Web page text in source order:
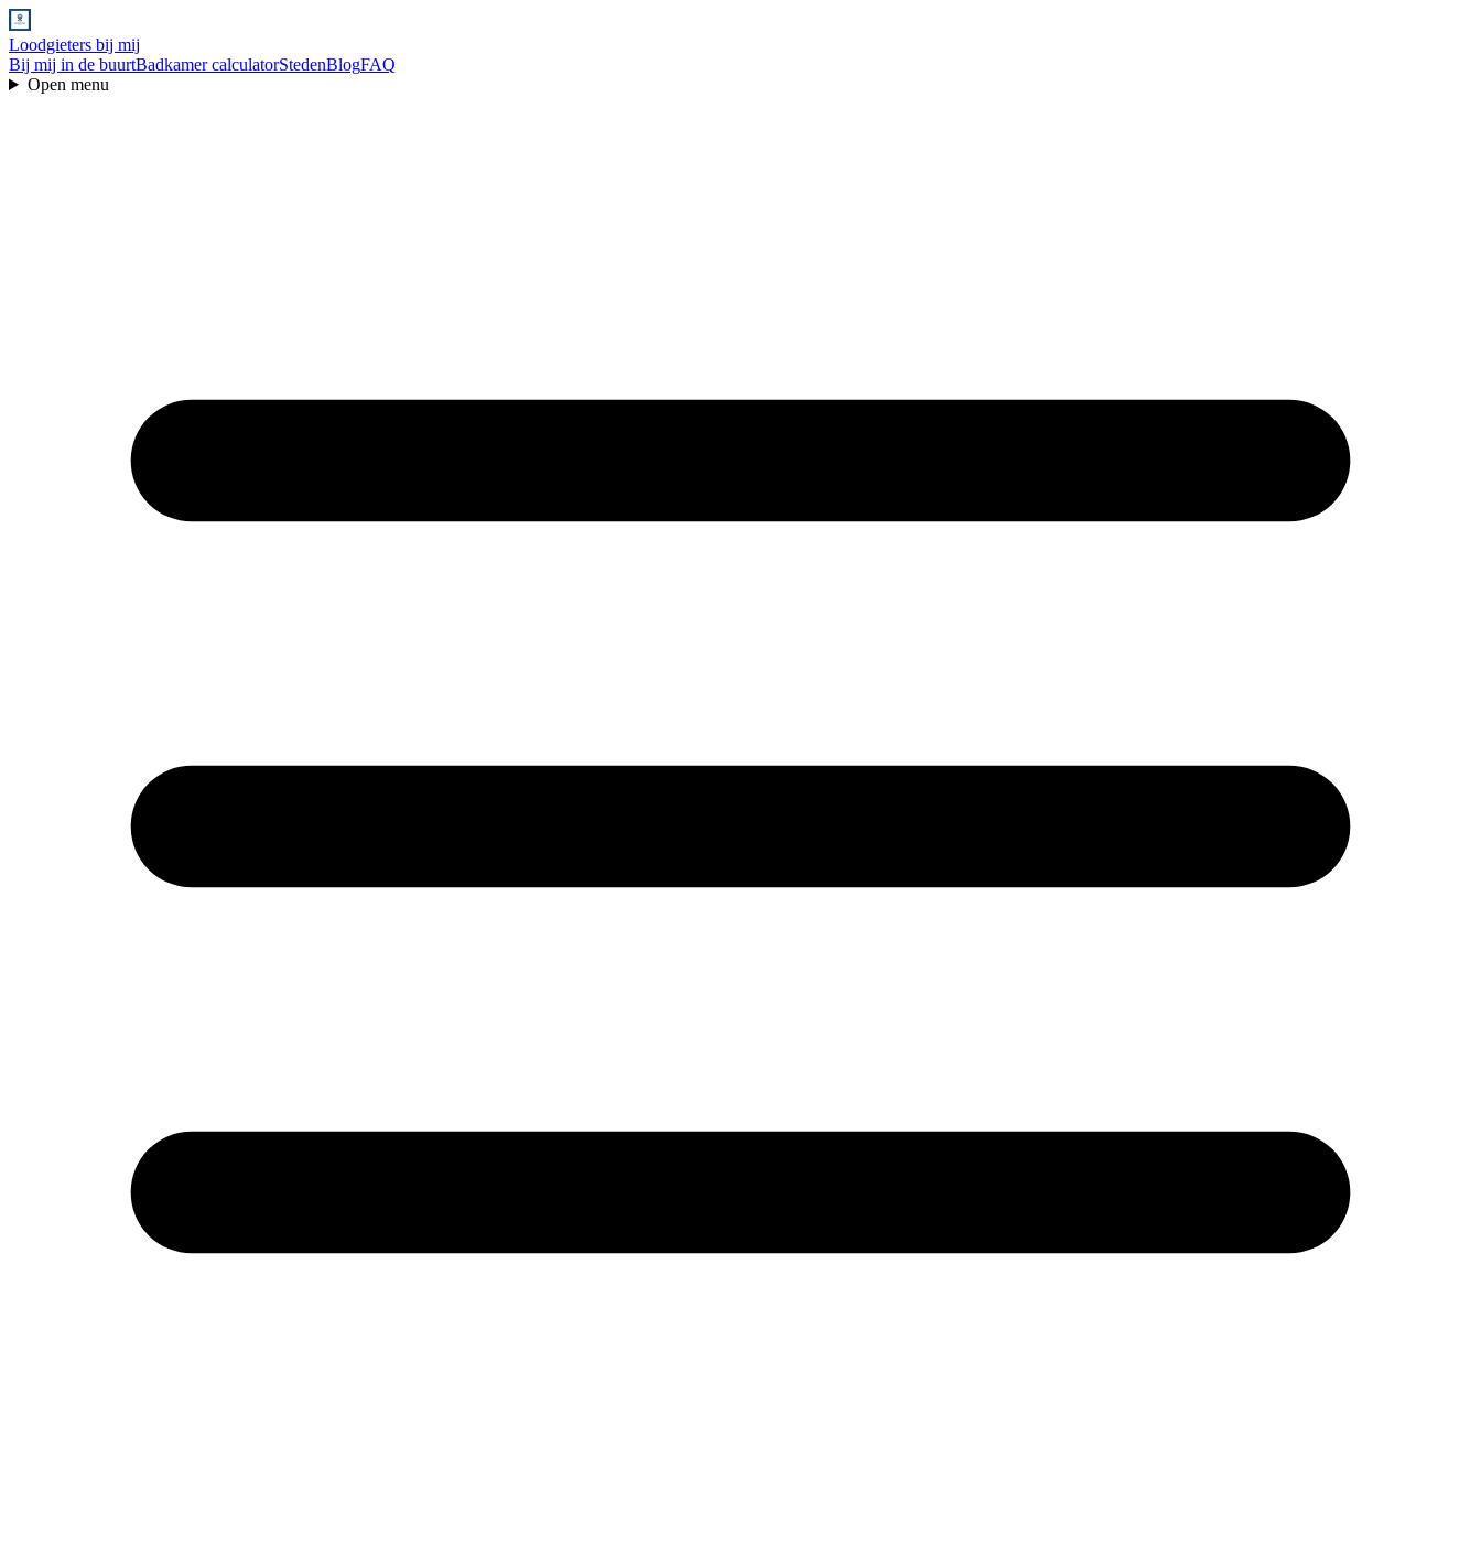
Loodgieters bij mij
Bij mij in de buurtBadkamer calculatorStedenBlogFAQ
Open menu